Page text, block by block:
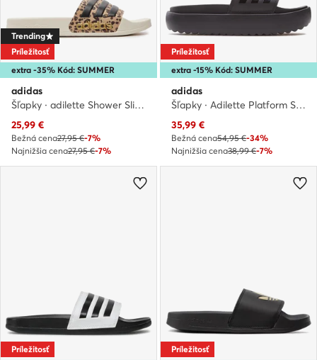
extra -35% Kód: SUMMER
Trending
Príležitosť
adidas
Šľapky · adilette Shower Slides IG3682 · Hnedá
Aktuálna cena
25,99 €
Bežná cena27,95 €-7%
Najnižšia cena27,95 €-7%
extra -15% Kód: SUMMER
Príležitosť
adidas
Šľapky · Adilette Platform Slides HQ6179 · Čierna
Aktuálna cena
35,99 €
Bežná cena54,95 €-34%
Najnižšia cena38,99 €-7%
Príležitosť Príležitosť